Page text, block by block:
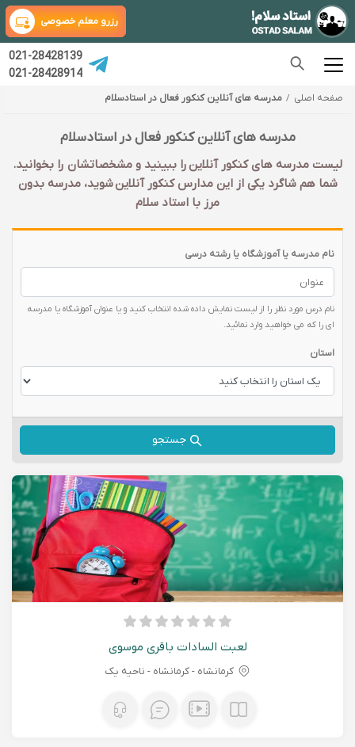
رزرو معلم خصوصی
021-28428139
021-28428914
صفحه اصلی مدرسه های آنلاین کنکور فعال در استادسلام
مدرسه های آنلاین کنکور فعال در استادسلام
لیست مدرسه های کنکور آنلاین را ببینید و مشخصاتشان را بخوانید.
شما هم شاگرد یکی از این مدارس کنکور آنلاین شوید، مدرسه بدون
مرز با استاد سلام
نام مدرسه یا آموزشگاه یا رشته درسی
نام درس مورد نظر را از لیست نمایش داده شده انتخاب کنید و یا عنوان آموزشگاه یا مدرسه
ای را که می خواهید وارد نمائید.
استان
جستجو
لعبت السادات باقری موسوی
کرمانشاه - كرمانشاه - ناحیه یک